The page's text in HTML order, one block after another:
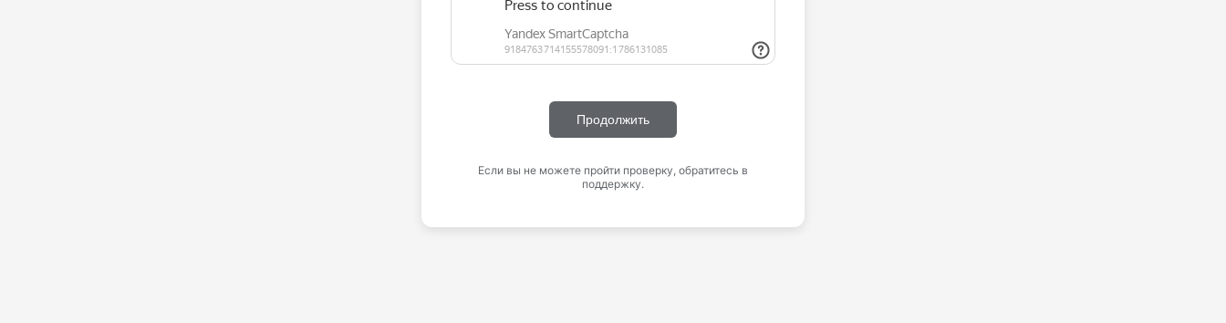
Продолжить
Если вы не можете пройти проверку, обратитесь в
поддержку.